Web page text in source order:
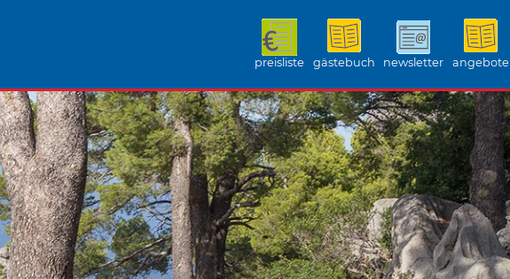
preisliste gästebuch newsletter angebote